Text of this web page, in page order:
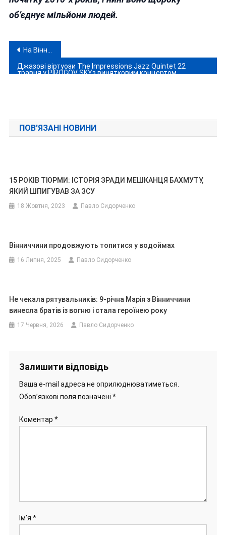
об’єднує мільйони людей.
Навігація
записів
На Вінниччині прокуратура домоглася ув’язнення «свідка Єгови» за відмову від мобілізації
Джазові віртуози The Impressions Jazz Quintet 22
травня у PIROGOV SKYз винятковим концертом
ПОВ'ЯЗАНІ НОВИНИ
15 РОКІВ ТЮРМИ: ІСТОРІЯ ЗРАДИ МЕШКАНЦЯ БАХМУТУ,
ЯКИЙ ШПИГУВАВ ЗА ЗСУ
18 Жовтня, 2023 Павло Сидорченко
Вінниччини продовжують топитися у водоймах
16 Липня, 2025 Павло Сидорченко
Не чекала рятувальників: 9-річна Марія з Вінниччини
винесла братів із вогню і стала героїнею року
17 Червня, 2026 Павло Сидорченко
Залишити відповідь
Ваша e-mail адреса не оприлюднюватиметься.
Обов’язкові поля позначені *
Коментар *
Ім'я *